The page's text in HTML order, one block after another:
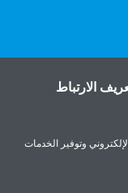
الارتباط
وتوفير الخدمات